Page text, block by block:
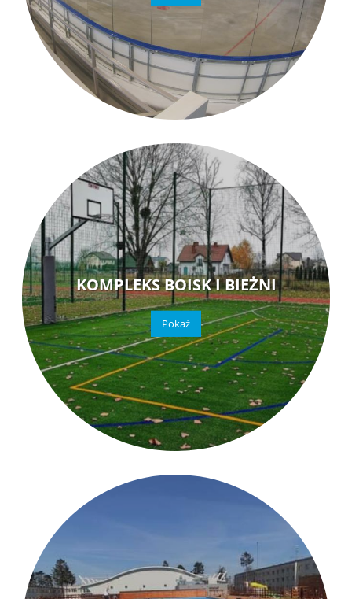
KOMPLEKS BOISK I BIEŻNI
Pokaż